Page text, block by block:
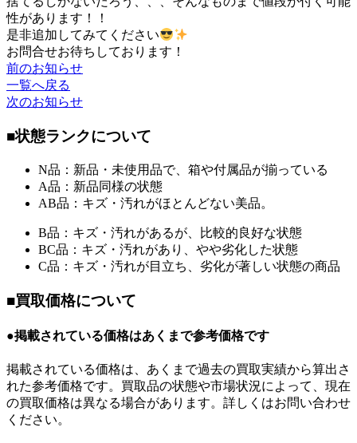
性があります！！
是非追加してみてください
お問合せお待ちしております！
前のお知らせ
一覧へ戻る
次のお知らせ
■状態ランクについて
N品：新品・未使用品で、箱や付属品が揃っている
A品：新品同様の状態
AB品：キズ・汚れがほとんどない美品。
B品：キズ・汚れがあるが、比較的良好な状態
BC品：キズ・汚れがあり、やや劣化した状態
C品：キズ・汚れが目立ち、劣化が著しい状態の商品
■買取価格について
●掲載されている価格はあくまで参考価格です
掲載されている価格は、あくまで過去の買取実績から算出さ
れた参考価格です。買取品の状態や市場状況によって、現在
の買取価格は異なる場合があります。詳しくはお問い合わせ
ください。